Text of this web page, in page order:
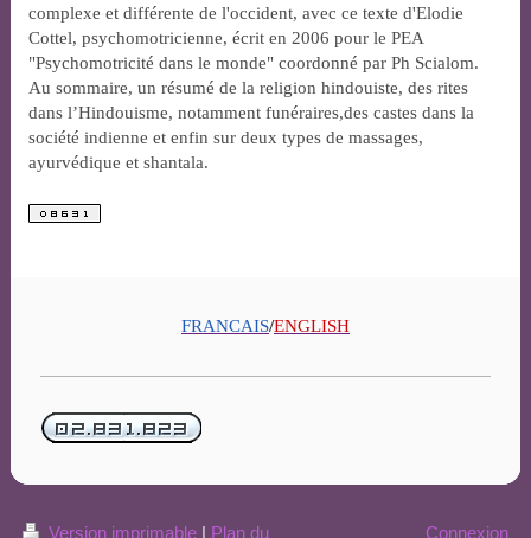
complexe et différente de l'occident, avec ce texte d'Elodie
Cottel, psychomotricienne, écrit en 2006 pour le PEA
"Psychomotricité dans le monde" coordonné par Ph Scialom.
Au sommaire, un résumé de la religion hindouiste, des rites
dans l’Hindouisme, notamment funéraires,des castes dans la
société indienne et enfin sur deux types de massages,
ayurvédique et shantala.
FRANCAIS/ENGLISH
Version imprimable | Plan du Connexion